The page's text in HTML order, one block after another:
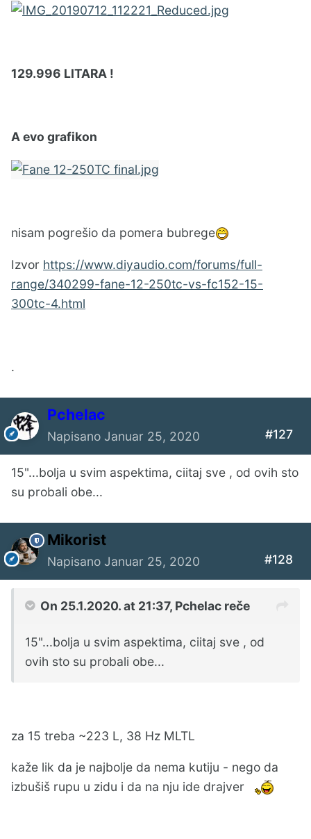
129.996 LITARA !
A evo grafikon
nisam pogrešio da pomera bubrege
Izvor https://www.diyaudio.com/forums/full-
range/340299-fane-12-250tc-vs-fc152-15-
300tc-4.html
.
Pchelac
Napisano Januar 25, 2020 #127
15"...bolja u svim aspektima, ciitaj sve , od ovih sto
su probali obe...
Mikorist
Napisano Januar 25, 2020 #128
On 25.1.2020. at 21:37, Pchelac reče
15"...bolja u svim aspektima, ciitaj sve , od
ovih sto su probali obe...
za 15 treba ~223 L, 38 Hz MLTL
kaže lik da je najbolje da nema kutiju - nego da
izbušiš rupu u zidu i da na nju ide drajver